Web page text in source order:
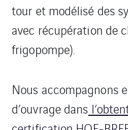
tour et modélisé des
avec récupération de
frigopompe).
Nous accompagnons
d’ouvrage dans